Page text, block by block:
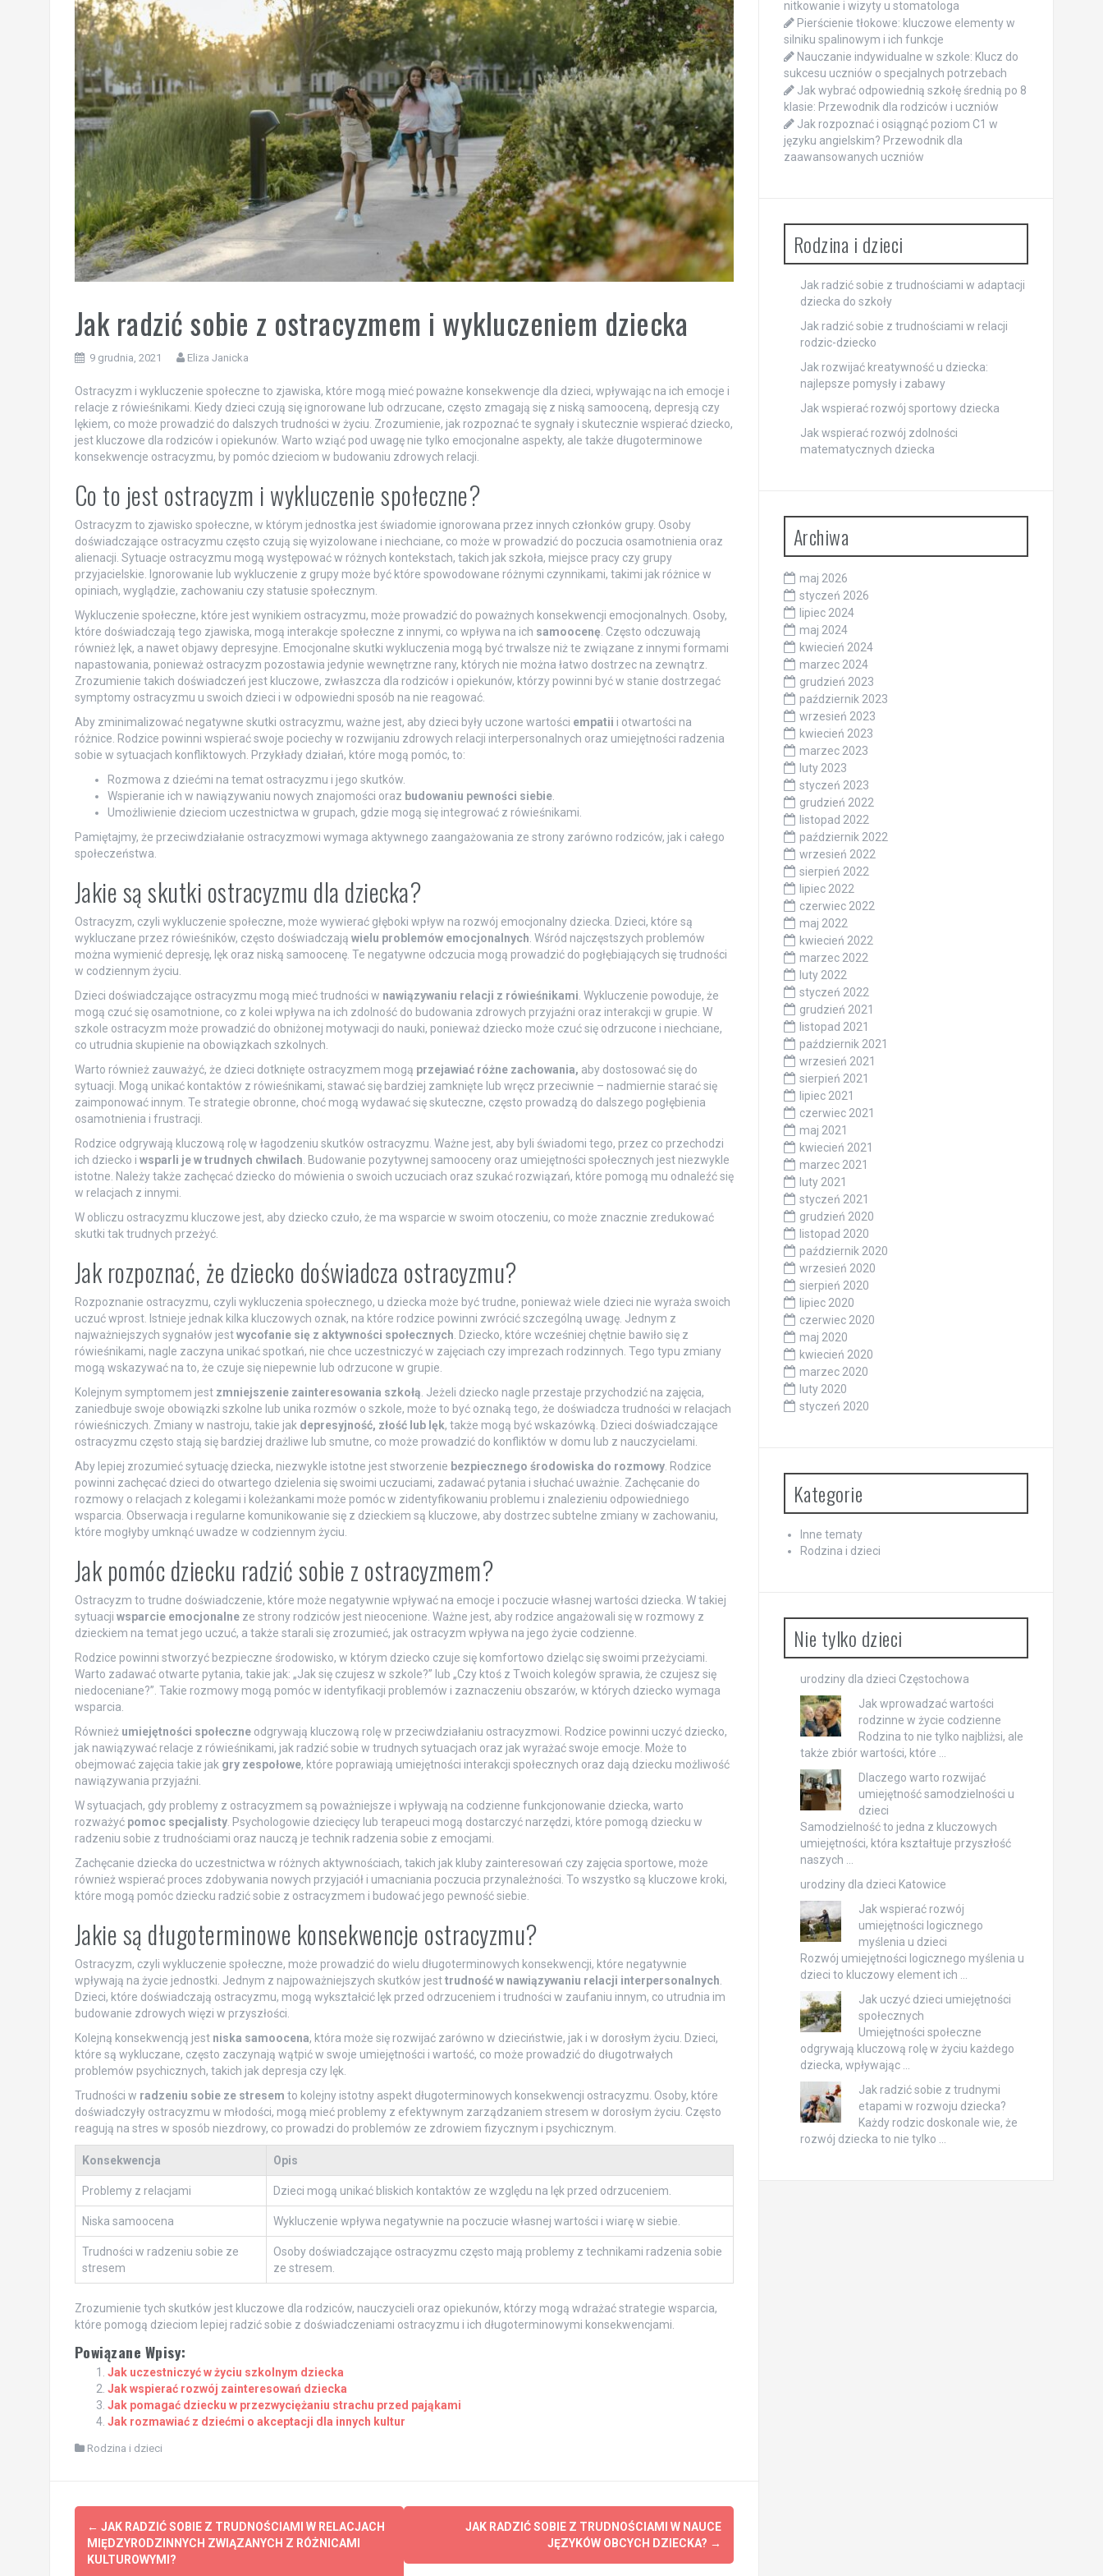
Jak radzić sobie z ostracyzmem i wykluczeniem dziecka
9 grudnia, 2021 Eliza Janicka
Ostracyzm i wykluczenie społeczne to zjawiska, które mogą mieć poważne konsekwencje dla dzieci, wpływając na ich emocje i
relacje z rówieśnikami. Kiedy dzieci czują się ignorowane lub odrzucane, często zmagają się z niską samooceną, depresją czy
lękiem, co może prowadzić do dalszych trudności w życiu. Zrozumienie, jak rozpoznać te sygnały i skutecznie wspierać dziecko,
jest kluczowe dla rodziców i opiekunów. Warto wziąć pod uwagę nie tylko emocjonalne aspekty, ale także długoterminowe
konsekwencje ostracyzmu, by pomóc dzieciom w budowaniu zdrowych relacji.
Co to jest ostracyzm i wykluczenie społeczne?
Ostracyzm to zjawisko społeczne, w którym jednostka jest świadomie ignorowana przez innych członków grupy. Osoby
doświadczające ostracyzmu często czują się wyizolowane i niechciane, co może w prowadzić do poczucia osamotnienia oraz
alienacji. Sytuacje ostracyzmu mogą występować w różnych kontekstach, takich jak szkoła, miejsce pracy czy grupy
przyjacielskie. Ignorowanie lub wykluczenie z grupy może być które spowodowane różnymi czynnikami, takimi jak różnice w
opiniach, wyglądzie, zachowaniu czy statusie społecznym.
Wykluczenie społeczne, które jest wynikiem ostracyzmu, może prowadzić do poważnych konsekwencji emocjonalnych. Osoby,
które doświadczają tego zjawiska, mogą interakcje społeczne z innymi, co wpływa na ich samoocenę . Często odczuwają
również lęk, a nawet objawy depresyjne. Emocjonalne skutki wykluczenia mogą być trwalsze niż te związane z innymi formami
napastowania, ponieważ ostracyzm pozostawia jedynie wewnętrzne rany, których nie można łatwo dostrzec na zewnątrz.
Zrozumienie takich doświadczeń jest kluczowe, zwłaszcza dla rodziców i opiekunów, którzy powinni być w stanie dostrzegać
symptomy ostracyzmu u swoich dzieci i w odpowiedni sposób na nie reagować.
Aby zminimalizować negatywne skutki ostracyzmu, ważne jest, aby dzieci były uczone wartości empatii i otwartości na
różnice. Rodzice powinni wspierać swoje pociechy w rozwijaniu zdrowych relacji interpersonalnych oraz umiejętności radzenia
sobie w sytuacjach konfliktowych. Przykłady działań, które mogą pomóc, to:
Rozmowa z dziećmi na temat ostracyzmu i jego skutków.
Wspieranie ich w nawiązywaniu nowych znajomości oraz budowaniu pewności siebie.
Umożliwienie dzieciom uczestnictwa w grupach, gdzie mogą się integrować z rówieśnikami.
Pamiętajmy, że przeciwdziałanie ostracyzmowi wymaga aktywnego zaangażowania ze strony zarówno rodziców, jak i całego
społeczeństwa.
Jakie są skutki ostracyzmu dla dziecka?
Ostracyzm, czyli wykluczenie społeczne, może wywierać głęboki wpływ na rozwój emocjonalny dziecka. Dzieci, które są
wykluczane przez rówieśników, często doświadczają wielu problemów emocjonalnych . Wśród najczęstszych problemów
można wymienić depresję, lęk oraz niską samoocenę. Te negatywne odczucia mogą prowadzić do pogłębiających się trudności
w codziennym życiu.
Dzieci doświadczające ostracyzmu mogą mieć trudności w nawiązywaniu relacji z rówieśnikami . Wykluczenie powoduje, że
mogą czuć się osamotnione, co z kolei wpływa na ich zdolność do budowania zdrowych przyjaźni oraz interakcji w grupie. W
szkole ostracyzm może prowadzić do obniżonej motywacji do nauki, ponieważ dziecko może czuć się odrzucone i niechciane,
co utrudnia skupienie na obowiązkach szkolnych.
Warto również zauważyć, że dzieci dotknięte ostracyzmem mogą przejawiać różne zachowania, aby dostosować się do
sytuacji. Mogą unikać kontaktów z rówieśnikami, stawać się bardziej zamknięte lub wręcz przeciwnie – nadmiernie starać się
zaimponować innym. Te strategie obronne, choć mogą wydawać się skuteczne, często prowadzą do dalszego pogłębienia
osamotnienia i frustracji.
Rodzice odgrywają kluczową rolę w łagodzeniu skutków ostracyzmu. Ważne jest, aby byli świadomi tego, przez co przechodzi
ich dziecko i wsparli je w trudnych chwilach . Budowanie pozytywnej samooceny oraz umiejętności społecznych jest niezwykle
istotne. Należy także zachęcać dziecko do mówienia o swoich uczuciach oraz szukać rozwiązań, które pomogą mu odnaleźć się
w relacjach z innymi.
W obliczu ostracyzmu kluczowe jest, aby dziecko czuło, że ma wsparcie w swoim otoczeniu, co może znacznie zredukować
skutki tak trudnych przeżyć.
Jak rozpoznać, że dziecko doświadcza ostracyzmu?
Rozpoznanie ostracyzmu, czyli wykluczenia społecznego, u dziecka może być trudne, ponieważ wiele dzieci nie wyraża swoich
uczuć wprost. Istnieje jednak kilka kluczowych oznak, na które rodzice powinni zwrócić szczególną uwagę. Jednym z
najważniejszych sygnałów jestwycofanie się z aktywności społecznych . Dziecko, które wcześniej chętnie bawiło się z
rówieśnikami, nagle zaczyna unikać spotkań, nie chce uczestniczyć w zajęciach czy imprezach rodzinnych. Tego typu zmiany
mogą wskazywać na to, że czuje się niepewnie lub odrzucone w grupie.
Kolejnym symptomem jest zmniejszenie zainteresowania szkołą . Jeżeli dziecko nagle przestaje przychodzić na zajęcia,
zaniedbuje swoje obowiązki szkolne lub unika rozmów o szkole, może to być oznaką tego, że doświadcza trudności w relacjach
rówieśniczych. Zmiany w nastroju, takie jak depresyjność, złość lub lęk, także mogą być wskazówką. Dzieci doświadczające
ostracyzmu często stają się bardziej drażliwe lub smutne, co może prowadzić do konfliktów w domu lub z nauczycielami.
Aby lepiej zrozumieć sytuację dziecka, niezwykle istotne jest stworzenie bezpiecznego środowiska do rozmowy. Rodzice
powinni zachęcać dzieci do otwartego dzielenia się swoimi uczuciami, zadawać pytania i słuchać uważnie. Zachęcanie do
rozmowy o relacjach z kolegami i koleżankami może pomóc w zidentyfikowaniu problemu i znalezieniu odpowiedniego
wsparcia. Obserwacja i regularne komunikowanie się z dzieckiem są kluczowe, aby dostrzec subtelne zmiany w zachowaniu,
które mogłyby umknąć uwadze w codziennym życiu.
Jak pomóc dziecku radzić sobie z ostracyzmem?
Ostracyzm to trudne doświadczenie, które może negatywnie wpływać na emocje i poczucie własnej wartości dziecka. W takiej
sytuacji wsparcie emocjonalneze strony rodziców jest nieocenione. Ważne jest, aby rodzice angażowali się w rozmowy z
dzieckiem na temat jego uczuć, a także starali się zrozumieć, jak ostracyzm wpływa na jego życie codzienne.
Rodzice powinni stworzyć bezpieczne środowisko, w którym dziecko czuje się komfortowo dzieląc się swoimi przeżyciami.
Warto zadawać otwarte pytania, takie jak: „Jak się czujesz w szkole?” lub „Czy ktoś z Twoich kolegów sprawia, że czujesz się
niedoceniane?”. Takie rozmowy mogą pomóc w identyfikacji problemów i zaznaczeniu obszarów, w których dziecko wymaga
wsparcia.
Również umiejętności społeczneodgrywają kluczową rolę w przeciwdziałaniu ostracyzmowi. Rodzice powinni uczyć dziecko,
jak nawiązywać relacje z rówieśnikami, jak radzić sobie w trudnych sytuacjach oraz jak wyrażać swoje emocje. Może to
obejmować zajęcia takie jak gry zespołowe, które poprawiają umiejętności interakcji społecznych oraz dają dziecku możliwość
nawiązywania przyjaźni.
W sytuacjach, gdy problemy z ostracyzmem są poważniejsze i wpływają na codzienne funkcjonowanie dziecka, warto
rozważyć pomoc specjalisty. Psychologowie dziecięcy lub terapeuci mogą dostarczyć narzędzi, które pomogą dziecku w
radzeniu sobie z trudnościami oraz nauczą je technik radzenia sobie z emocjami.
Zachęcanie dziecka do uczestnictwa w różnych aktywnościach, takich jak kluby zainteresowań czy zajęcia sportowe, może
również wspierać proces zdobywania nowych przyjaciół i umacniania poczucia przynależności. To wszystko są kluczowe kroki,
które mogą pomóc dziecku radzić sobie z ostracyzmem i budować jego pewność siebie.
Jakie są długoterminowe konsekwencje ostracyzmu?
Ostracyzm, czyli wykluczenie społeczne, może prowadzić do wielu długoterminowych konsekwencji, które negatywnie
wpływają na życie jednostki. Jednym z najpoważniejszych skutków jesttrudność w nawiązywaniu relacji interpersonalnych
Dzieci, które doświadczają ostracyzmu, mogą wykształcić lęk przed odrzuceniem i trudności w zaufaniu innym, co utrudnia im
budowanie zdrowych więzi w przyszłości.
Kolejną konsekwencją jest niska samoocena, która może się rozwijać zarówno w dzieciństwie, jak i w dorosłym życiu. Dzieci,
które są wykluczane, często zaczynają wątpić w swoje umiejętności i wartość, co może prowadzić do długotrwałych
problemów psychicznych, takich jak depresja czy lęk.
Trudności w radzeniu sobie ze stresem to kolejny istotny aspekt długoterminowych konsekwencji ostracyzmu. Osoby, które
doświadczyły ostracyzmu w młodości, mogą mieć problemy z efektywnym zarządzaniem stresem w dorosłym życiu. Często
reagują na stres w sposób niezdrowy, co prowadzi do problemów ze zdrowiem fizycznym i psychicznym.
Konsekwencja Opis
Problemy z relacjami Dzieci mogą unikać bliskich kontaktów ze względu na lęk przed odrzuceniem.
Niska samoocena Wykluczenie wpływa negatywnie na poczucie własnej wartości i wiarę w siebie.
Trudności w radzeniu sobie ze
stresem
Osoby doświadczające ostracyzmu często mają problemy z technikami radzenia sobie
ze stresem.
Zrozumienie tych skutków jest kluczowe dla rodziców, nauczycieli oraz opiekunów, którzy mogą wdrażać strategie wsparcia,
które pomogą dzieciom lepiej radzić sobie z doświadczeniami ostracyzmu i ich długoterminowymi konsekwencjami.
Powiązane Wpisy:
Jak uczestniczyć w życiu szkolnym dziecka
Jak wspierać rozwój zainteresowań dziecka
Jak pomagać dziecku w przezwyciężaniu strachu przed pająkami
Jak rozmawiać z dziećmi o akceptacji dla innych kultur
Rodzina i dzieci
Post
navigation
← JAK RADZIĆ SOBIE Z TRUDNOŚCIAMI W RELACJACH
MIĘDZYRODZINNYCH ZWIĄZANYCH Z RÓŻNICAMI
KULTUROWYMI?
JAK RADZIĆ SOBIE Z TRUDNOŚCIAMI W NAUCE
JĘZYKÓW OBCYCH DZIECKA? →
nitkowanie i wizyty u stomatologa
Pierścienie tłokowe: kluczowe elementy w
silniku spalinowym i ich funkcje
Nauczanie indywidualne w szkole: Klucz do
sukcesu uczniów o specjalnych potrzebach
Jak wybrać odpowiednią szkołę średnią po 8
klasie: Przewodnik dla rodziców i uczniów
Jak rozpoznać i osiągnąć poziom C1 w
języku angielskim? Przewodnik dla
zaawansowanych uczniów
Rodzina i dzieci
Jak radzić sobie z trudnościami w adaptacji
dziecka do szkoły
Jak radzić sobie z trudnościami w relacji
rodzic-dziecko
Jak rozwijać kreatywność u dziecka:
najlepsze pomysły i zabawy
Jak wspierać rozwój sportowy dziecka
Jak wspierać rozwój zdolności
matematycznych dziecka
Archiwa
maj 2026
styczeń 2026
lipiec 2024
maj 2024
kwiecień 2024
marzec 2024
grudzień 2023
październik 2023
wrzesień 2023
kwiecień 2023
marzec 2023
luty 2023
styczeń 2023
grudzień 2022
listopad 2022
październik 2022
wrzesień 2022
sierpień 2022
lipiec 2022
czerwiec 2022
maj 2022
kwiecień 2022
marzec 2022
luty 2022
styczeń 2022
grudzień 2021
listopad 2021
październik 2021
wrzesień 2021
sierpień 2021
lipiec 2021
czerwiec 2021
maj 2021
kwiecień 2021
marzec 2021
luty 2021
styczeń 2021
grudzień 2020
listopad 2020
październik 2020
wrzesień 2020
sierpień 2020
lipiec 2020
czerwiec 2020
maj 2020
kwiecień 2020
marzec 2020
luty 2020
styczeń 2020
Kategorie
Inne tematy
Rodzina i dzieci
Nie tylko dzieci
urodziny dla dzieci Częstochowa
Jak wprowadzać wartości
rodzinne w życie codzienne
Rodzina to nie tylko najbliżsi, ale
także zbiór wartości, które …
Dlaczego warto rozwijać
umiejętność samodzielności u
dzieci
Samodzielność to jedna z kluczowych
umiejętności, która kształtuje przyszłość
naszych …
urodziny dla dzieci Katowice
Jak wspierać rozwój
umiejętności logicznego
myślenia u dzieci
Rozwój umiejętności logicznego myślenia u
dzieci to kluczowy element ich …
Jak uczyć dzieci umiejętności
społecznych
Umiejętności społeczne
odgrywają kluczową rolę w życiu każdego
dziecka, wpływając …
Jak radzić sobie z trudnymi
etapami w rozwoju dziecka?
Każdy rodzic doskonale wie, że
rozwój dziecka to nie tylko …